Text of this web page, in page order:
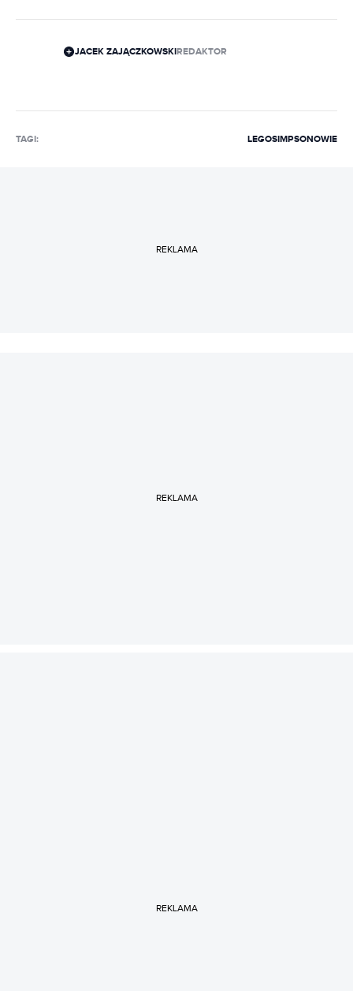
JACEK ZAJĄCZKOWSKIREDAKTOR
TAGI: LEGOSIMPSONOWIE
REKLAMA
REKLAMA
REKLAMA